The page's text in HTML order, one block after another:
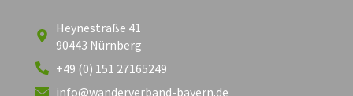
Heynestraße 41
90443 Nürnberg
+49 (0) 151 27165249
info@wanderverband-bayern.de